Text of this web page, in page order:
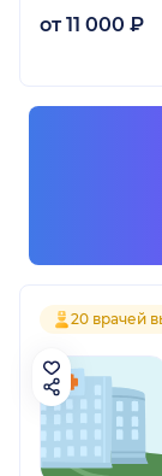
от 11 000 ₽
20 врачей